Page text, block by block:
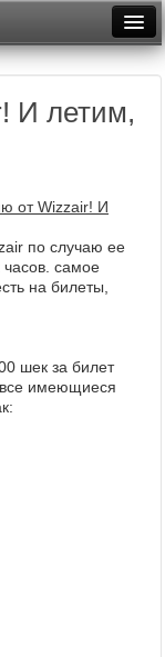
И летим,
от Wizzair! И
по случаю ее
часов. самое
на билеты,
шек за билет
все имеющиеся